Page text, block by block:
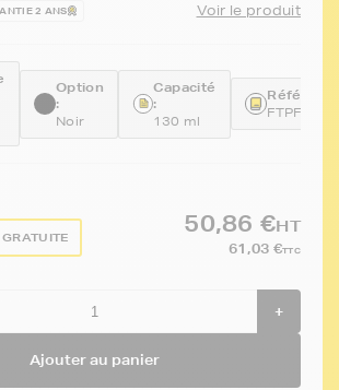
2 ANS Voir le produit
Option
:
Noir
Capacité
:
130 ml
50,86 €HT
61,03 €TTC
+
Ajouter au panier